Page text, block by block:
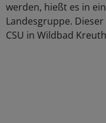
werden, hießt es in
Landesgruppe.
CSU in Wildbad